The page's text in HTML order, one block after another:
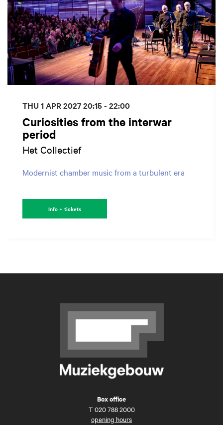
Curiosities from the interwar
period
Het Collectief
Modernist chamber music from a turbulent era
THU 1 APR 202720:15 - 22:00
Info + tickets
Box office
T 020 788 2000
opening hours